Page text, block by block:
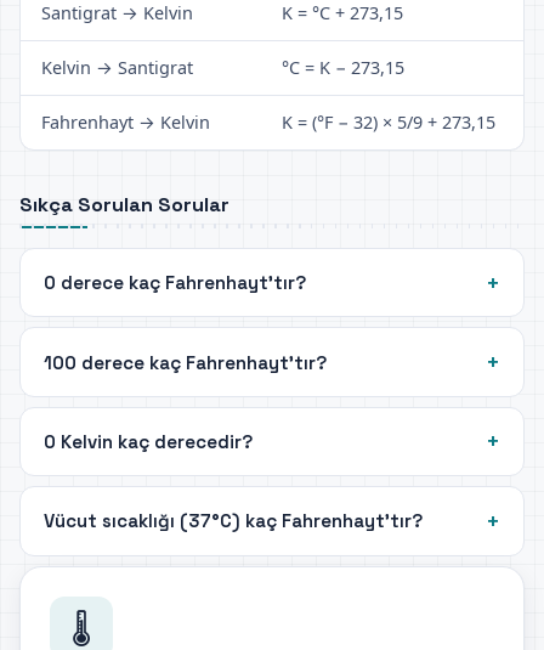
Santigrat → Kelvin K = °C + 273,15
Kelvin → Santigrat °C = K − 273,15
Fahrenhayt → Kelvin K = (°F − 32) × 5/9 + 273,15
Sıkça Sorulan Sorular
0 derece kaç Fahrenhayt'tır?
100 derece kaç Fahrenhayt'tır?
0 Kelvin kaç derecedir?
Vücut sıcaklığı (37°C) kaç Fahrenhayt'tır?
🌡️